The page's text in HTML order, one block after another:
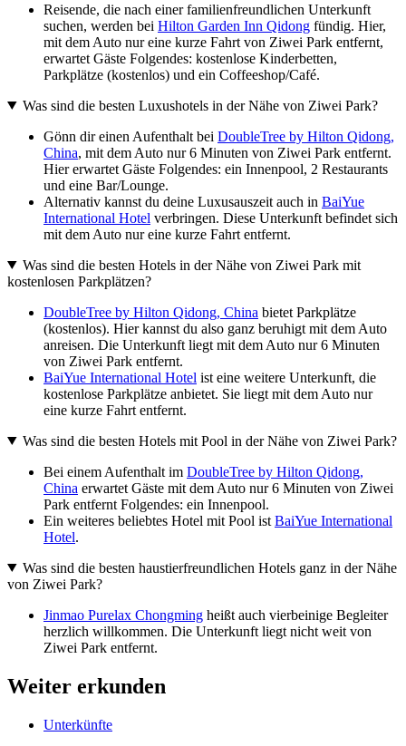
Reisende, die nach einer familienfreundlichen Unterkunft
suchen, werden bei Hilton Garden Inn Qidong fündig. Hier,
mit dem Auto nur eine kurze Fahrt von Ziwei Park entfernt,
erwartet Gäste Folgendes: kostenlose Kinderbetten,
Parkplätze (kostenlos) und ein Coffeeshop/Café.
Was sind die besten Luxushotels in der Nähe von Ziwei Park?
Gönn dir einen Aufenthalt bei DoubleTree by Hilton Qidong,
China, mit dem Auto nur 6 Minuten von Ziwei Park entfernt.
Hier erwartet Gäste Folgendes: ein Innenpool, 2 Restaurants
und eine Bar/Lounge.
Alternativ kannst du deine Luxusauszeit auch in BaiYue
International Hotel verbringen. Diese Unterkunft befindet sich
mit dem Auto nur eine kurze Fahrt entfernt.
Was sind die besten Hotels in der Nähe von Ziwei Park mit
kostenlosen Parkplätzen?
DoubleTree by Hilton Qidong, China bietet Parkplätze
(kostenlos). Hier kannst du also ganz beruhigt mit dem Auto
anreisen. Die Unterkunft liegt mit dem Auto nur 6 Minuten
von Ziwei Park entfernt.
BaiYue International Hotel ist eine weitere Unterkunft, die
kostenlose Parkplätze anbietet. Sie liegt mit dem Auto nur
eine kurze Fahrt entfernt.
Was sind die besten Hotels mit Pool in der Nähe von Ziwei Park?
Bei einem Aufenthalt im DoubleTree by Hilton Qidong,
China erwartet Gäste mit dem Auto nur 6 Minuten von Ziwei
Park entfernt Folgendes: ein Innenpool.
Ein weiteres beliebtes Hotel mit Pool ist BaiYue International
Hotel.
Was sind die besten haustierfreundlichen Hotels ganz in der Nähe
von Ziwei Park?
Jinmao Purelax Chongming heißt auch vierbeinige Begleiter
herzlich willkommen. Die Unterkunft liegt nicht weit von
Ziwei Park entfernt.
Weiter erkunden
Unterkünfte